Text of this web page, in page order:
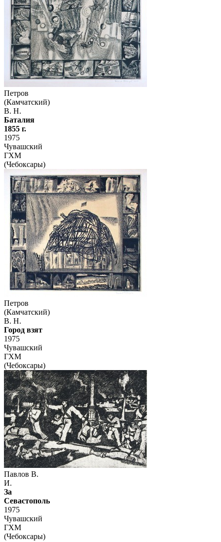
Петров
(Камчатский)
В. Н.
Баталия
1855 г.
1975
Чувашский
ГХМ
(Чебоксары)
Петров
(Камчатский)
В. Н.
Город взят
1975
Чувашский
ГХМ
(Чебоксары)
Павлов В.
И.
За
Севастополь
1975
Чувашский
ГХМ
(Чебоксары)